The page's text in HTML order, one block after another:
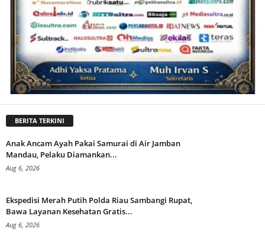
BERITA TERKINI
Anak Ancam Ayah Pakai Samurai di Air Jamban
Mandau, Pelaku Diamankan...
Aug 6, 2026
Ekspedisi Merah Putih Polda Riau Sambangi Rupat,
Bawa Layanan Kesehatan Gratis...
Aug 6, 2026